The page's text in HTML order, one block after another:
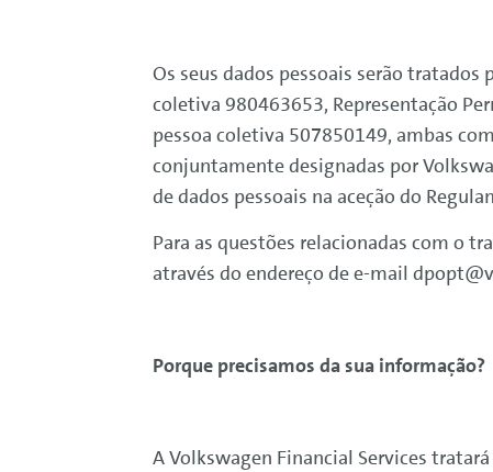
Os seus dados pessoais serão tratados
coletiva 980463653, Representação
pessoa coletiva 507850149, ambas
conjuntamente designadas por
de dados pessoais na aceção do
Para as questões relacionadas com o
através do endereço de e-mail
Porque precisamos da sua informação?
AVolkswagen Financial Services tratará